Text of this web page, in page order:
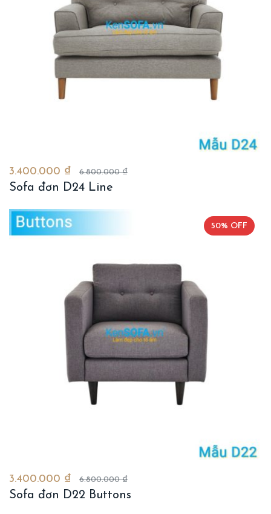
3.400.000 ₫ 6.800.000 ₫
Sofa đơn D24 Line
50% OFF
3.400.000 ₫ 6.800.000 ₫
Sofa đơn D22 Buttons